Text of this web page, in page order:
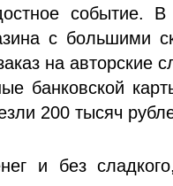
событие.
с большими
на авторские
банковской
200 тысяч
и без